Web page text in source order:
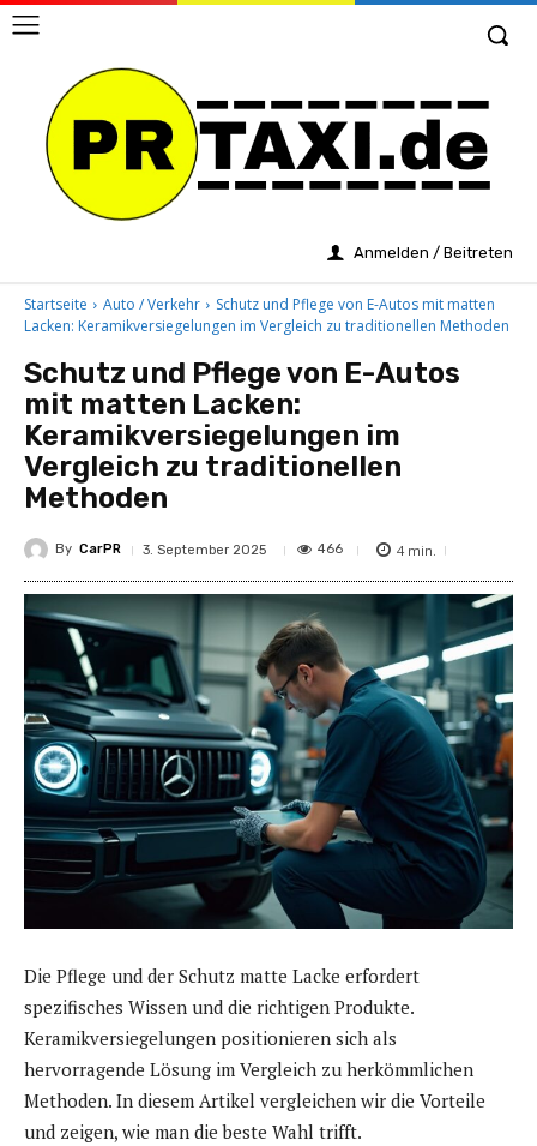
Anmelden / Beitreten
Startseite Auto / Verkehr
Schutz und Pflege von E-Autos mit matten
Lacken: Keramikversiegelungen im Vergleich zu traditionellen Methoden
Schutz und Pflege von E-Autos
mit matten Lacken:
Keramikversiegelungen im
Vergleich zu traditionellen
Methoden
By CarPR 3. September 2025 466 4 min.
Die Pflege und der Schutz matte Lacke erfordert
spezifisches Wissen und die richtigen Produkte.
Keramikversiegelungen positionieren sich als
hervorragende Lösung im Vergleich zu herkömmlichen
Methoden. In diesem Artikel vergleichen wir die Vorteile
und zeigen, wie man die beste Wahl trifft.